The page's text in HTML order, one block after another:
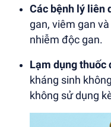
Các bệnh lý liên
gan, viêm gan
nhiễm độc gan.
Lạm dụng thuốc
kháng sinh
không sử dụng